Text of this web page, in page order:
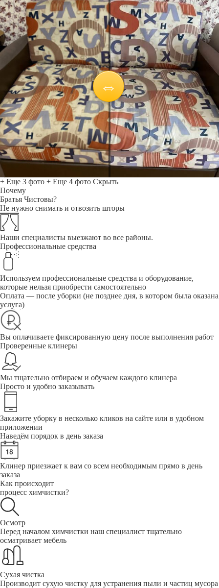
+ Еще 3 фото + Еще 4 фото Скрыть
Почему
Братья Чистовы?
Не нужно снимать и отвозить шторы
Наши специалисты выезжают во все районы.
Профессиональные средства
Используем профессиональные средства и оборудование,
которые нельзя приобрести самостоятельно
Оплата — после уборки (не позднее дня, в котором была оказана
услуга)
Вы оплачиваете фиксированную цену после выполнения работ
Проверенные клинеры
Мы тщательно отбираем и обучаем каждого клинера
Просто и удобно заказывать
Закажите уборку в несколько кликов на сайте или в удобном
приложении
Наведём порядок в день заказа
Клинер приезжает к вам со всем необходимым прямо в день
заказа
Как происходит
процесс химчистки?
Осмотр
Перед началом химчистки наш специалист тщательно
осматривает мебель
Сухая чистка
Производит сухую чистку для устранения пыли и частиц мусора